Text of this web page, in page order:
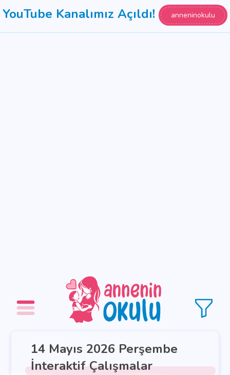
YouTube Kanalımız Açıldı! anneninokulu
14 Mayıs 2026 Perşembe
İnteraktif Çalışmalar